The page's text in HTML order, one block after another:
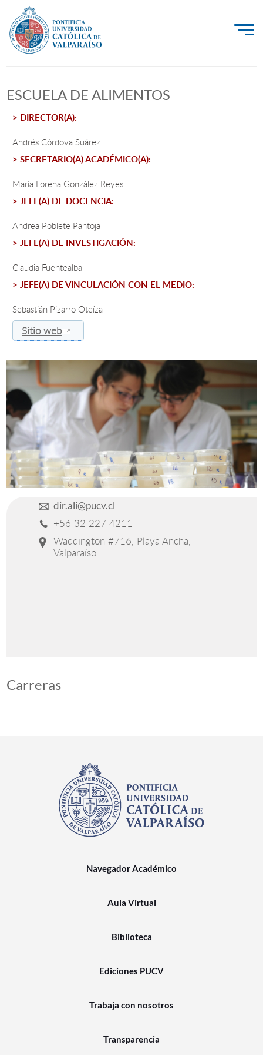
Investigación, Creación e Innovación
PUCV Internacional
Vinculación con el Medio
Admisión
Académicos
Funcionarios
Alumni
English
ESCUELA DE ALIMENTOS
> DIRECTOR(A):
Andrés Córdova Suárez
> SECRETARIO(A) ACADÉMICO(A):
María Lorena González Reyes
> JEFE(A) DE DOCENCIA:
Andrea Poblete Pantoja
> JEFE(A) DE INVESTIGACIÓN:
Claudia Fuentealba
> JEFE(A) DE VINCULACIÓN CON EL MEDIO:
Sebastián Pizarro Oteíza
Sitio web
dir.ali@pucv.cl
+56 32 227 4211
Waddington #716, Playa Ancha,
Valparaíso.
Carreras
Navegador Académico
Aula Virtual
Biblioteca
Ediciones PUCV
Trabaja con nosotros
Transparencia